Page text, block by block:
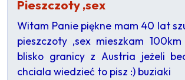
Pieszczoty ,sex
Witam Panie piękne mam 40 lat
pieszczoty ,sex mieszkam
blisko granicy z Austria jeżeli
chciala wiedzieć to pisz :) buziaki